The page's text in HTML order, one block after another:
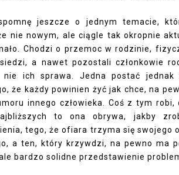
jeszcze o jednym temacie,
nie nowym, ale ciągle tak okropnie
Chodzi o przemoc w rodzinie,
a nawet pozostali członkowie
nie ich sprawa. Jedna postać
że każdy powinien żyć jak chce, na
innego człowieka. Coś z tym
to ona obrywa, jakby
tego, że ofiara trzyma się swojego
a ten, który krzywdzi, na pewno ma
bardzo solidne przedstawienie